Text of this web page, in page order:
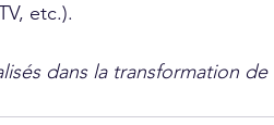
etc.).
dans la transformation